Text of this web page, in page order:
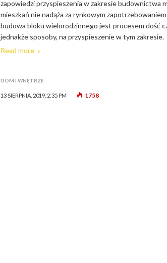
zapowiedzi przyspieszenia w zakresie budownictwa
mieszkań nie nadąża za rynkowym
budowa bloku wielorodzinnego jest procesem dość
jednakże sposoby, na przyspieszenie w tym zakresie.
Read more
DOM I WNĘTRZE
13 SIERPNIA, 2019, 2:35 PM 1758